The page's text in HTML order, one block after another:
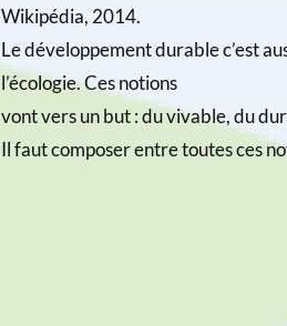
Wikipédia, 2014.
Le développement durable c’est
l’écologie. Ces notions
vont vers un but : du vivable, du
Il faut composer entre toutes ces